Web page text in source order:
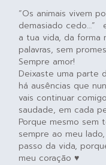
“Os animais vivem
demasiado cedo…”
a tua vida, da forma
palavras, sem
Sempre amor!
Deixaste uma parte
há ausências que
vais continuar
saudade, em cada
Porque mesmo sem
sempre ao meu
passo da vida,
meu coração ♥️